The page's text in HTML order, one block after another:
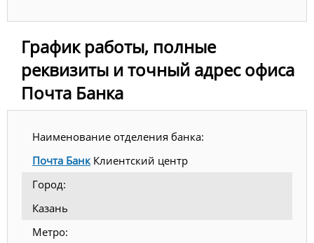
График работы, полные
реквизиты и точный адрес офиса
Почта Банка
Наименование отделения банка:
Почта БанкКлиентский центр
Город:
Казань
Метро: